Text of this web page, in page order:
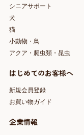
シニアサポート
犬
猫
小動物・鳥
アクア・爬虫類・昆虫
はじめてのお客様へ
新規会員登録
お買い物ガイド
企業情報